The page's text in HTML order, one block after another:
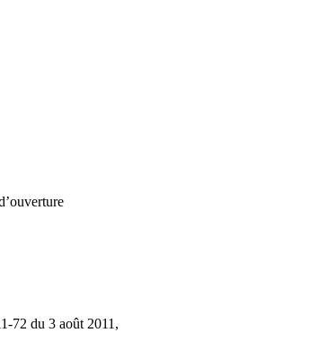
72 du 3 août 2011,